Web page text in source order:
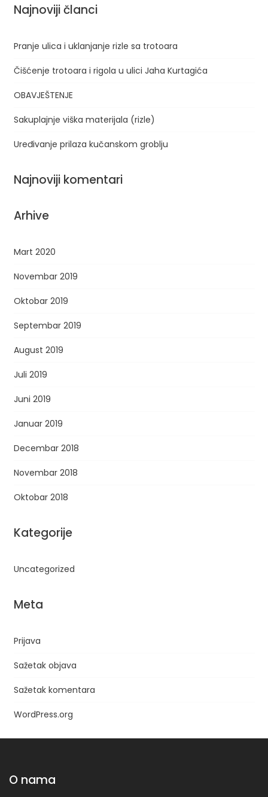
Najnoviji članci
Pranje ulica i uklanjanje rizle sa trotoara
Čišćenje trotoara i rigola u ulici Jaha Kurtagića
OBAVJEŠTENJE
Sakuplajnje viška materijala (rizle)
Uređivanje prilaza kučanskom groblju
Najnoviji komentari
Arhive
Mart 2020
Novembar 2019
Oktobar 2019
Septembar 2019
August 2019
Juli 2019
Juni 2019
Januar 2019
Decembar 2018
Novembar 2018
Oktobar 2018
Kategorije
Uncategorized
Meta
Prijava
Sažetak objava
Sažetak komentara
WordPress.org
O nama